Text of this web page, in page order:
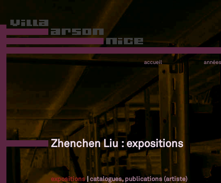
accueil années
Zhenchen Liu : expositions
expositions|catalogues, publications (artiste)